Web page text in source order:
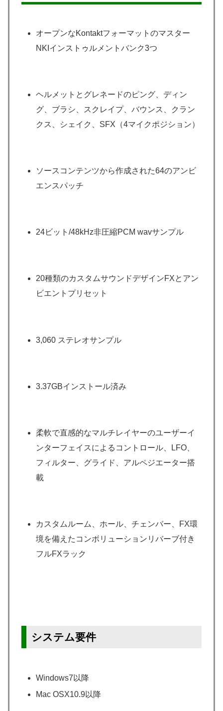
オープンなKontaktフォーマットのマスター
NKIインストゥルメントバンク3つ
ヘルメットとグレネードのピング、ディン
グ、ブラシ、スクレイプ、バウンス、クラン
クス、シェイク、SFX（4マイクポジション）
ソースコンテンツから作成された64のアンビ
エンスパッチ
24ビット/48kHz非圧縮PCM wavサンプル
20種類のカスタムサウンドデザインFXとアン
ビエントプリセット
3,060 ステレオサンプル
3.37GBインストール済み
柔軟で直感的なマルチレイヤーのユーザーイ
ンターフェイスによるコントロール、LFO、
フィルター、グライド、アルペジエーター搭
載
カスタムルーム、ホール、チェンバー、FX環
境を備えたコンボリューションリバーブ付き
フルFXラック
システム要件
Windows7以降
Mac OSX10.9以降